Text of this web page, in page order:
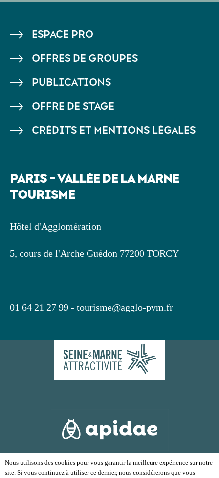
PIED
DE
PAGE
ESPACE PRO
OFFRES DE GROUPES
PUBLICATIONS
OFFRE DE STAGE
CRÉDITS ET MENTIONS LÉGALES
PARIS - VALLÉE DE LA MARNE
TOURISME
Hôtel d'Agglomération
5, cours de l'Arche Guédon 77200 TORCY
01 64 21 27 99 - tourisme@agglo-pvm.fr
Nous utilisons des cookies pour vous garantir la meilleure expérience sur notre
site. Si vous continuez à utiliser ce dernier, nous considérerons que vous